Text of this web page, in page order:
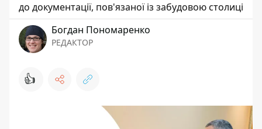
до документації, пов'язаної із забудовою столиці
Богдан Пономаренко
РЕДАКТОР
👍